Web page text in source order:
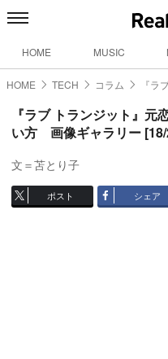
HOME MUSIC
HOME TECH コラム 『ラ
『ラブ トランジット』元
い方 画像ギャラリー
文＝苫とり子
ポスト シェア